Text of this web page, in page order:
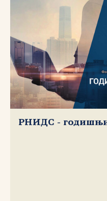
РНИДС - годишњи